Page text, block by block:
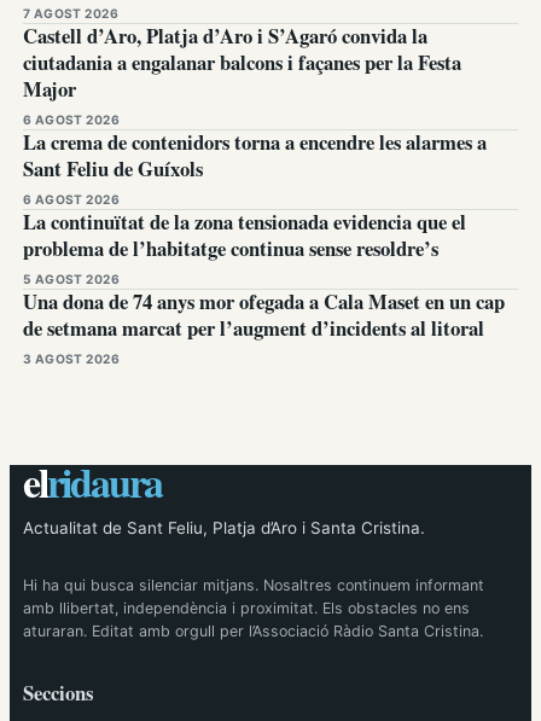
7 AGOST 2026
Castell d’Aro, Platja d’Aro i S’Agaró convida la
ciutadania a engalanar balcons i façanes per la Festa
Major
6 AGOST 2026
La crema de contenidors torna a encendre les alarmes a
Sant Feliu de Guíxols
6 AGOST 2026
La continuïtat de la zona tensionada evidencia que el
problema de l’habitatge continua sense resoldre’s
5 AGOST 2026
Una dona de 74 anys mor ofegada a Cala Maset en un cap
de setmana marcat per l’augment d’incidents al litoral
3 AGOST 2026
elridaura
Actualitat de Sant Feliu, Platja d’Aro i Santa Cristina.
Hi ha qui busca silenciar mitjans. Nosaltres continuem informant
amb llibertat, independència i proximitat. Els obstacles no ens
aturaran. Editat amb orgull per l’Associació Ràdio Santa Cristina.
Seccions